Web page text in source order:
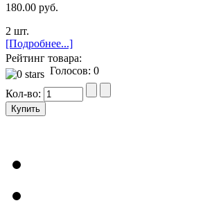
180.00 руб.
2 шт.
[Подробнее...]
Рейтинг товара:
Голосов: 0
Кол-во: